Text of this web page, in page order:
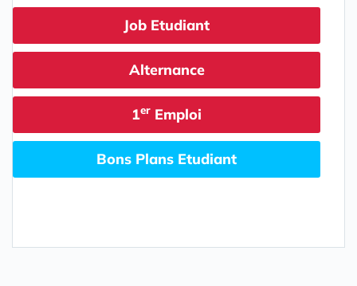
Job Etudiant
Alternance
1er Emploi
Bons Plans Etudiant